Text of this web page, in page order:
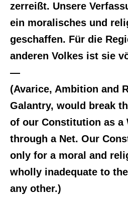
zerreißt. Unsere
ein moralisches und
geschaffen. Für die
anderen Volkes ist sie
—
(Avarice, Ambition and
Galantry, would break
of our Constitution as a
through a Net. Our
only for a moral and
wholly inadequate to
any other.)